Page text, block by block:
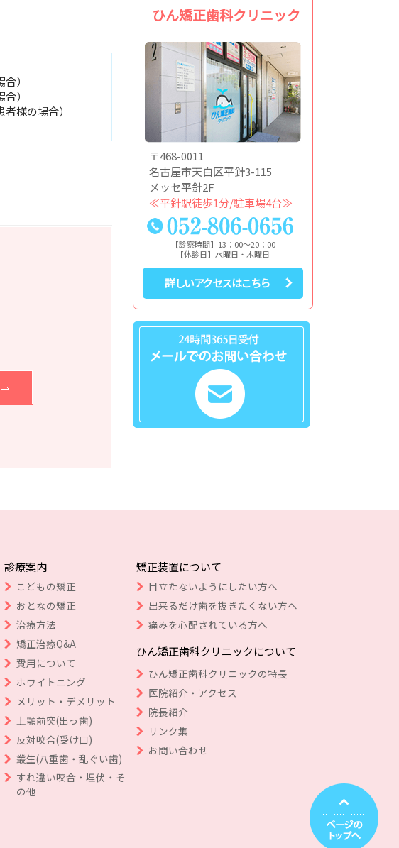
）
）
様の場合）
ひん矯正歯科クリニック
〒468-0011
名古屋市天白区平針3-115
メッセ平針2F
≪平針駅徒歩1分/駐車場4台≫
【診察時間】13：00～20：00
【休診日】水曜日・木曜日
詳しいアクセスはこちら
診療案内
こどもの矯正
おとなの矯正
治療方法
矯正治療Q&A
費用について
ホワイトニング
メリット・デメリット
上顎前突(出っ歯)
反対咬合(受け口)
叢生(八重歯・乱ぐい歯)
すれ違い咬合・埋伏・そ
の他
矯正装置について
目立たないようにしたい方へ
出来るだけ歯を抜きたくない方へ
痛みを心配されている方へ
ひん矯正歯科クリニックについて
ひん矯正歯科クリニックの特長
医院紹介・アクセス
院長紹介
リンク集
お問い合わせ